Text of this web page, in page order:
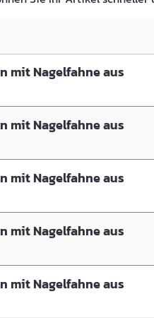
mit Nagelfahne aus
mit Nagelfahne aus
mit Nagelfahne aus
mit Nagelfahne aus
mit Nagelfahne aus